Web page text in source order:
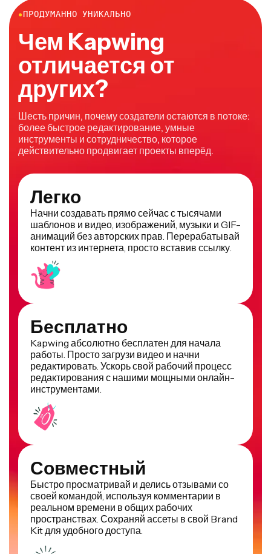
●ПРОДУМАННО УНИКАЛЬНО
Чем Kapwing
отличается от
других?
Шесть причин, почему создатели остаются в потоке:
более быстрое редактирование, умные
инструменты и сотрудничество, которое
действительно продвигает проекты вперёд.
Легко
Начни создавать прямо сейчас с тысячами
шаблонов и видео, изображений, музыки и GIF-
анимаций без авторских прав. Перерабатывай
контент из интернета, просто вставив ссылку.
Бесплатно
Kapwing абсолютно бесплатен для начала
работы. Просто загрузи видео и начни
редактировать. Ускорь свой рабочий процесс
редактирования с нашими мощными онлайн-
инструментами.
Совместный
Быстро просматривай и делись отзывами со
своей командой, используя комментарии в
реальном времени в общих рабочих
пространствах. Сохраняй ассеты в свой Brand
Kit для удобного доступа.